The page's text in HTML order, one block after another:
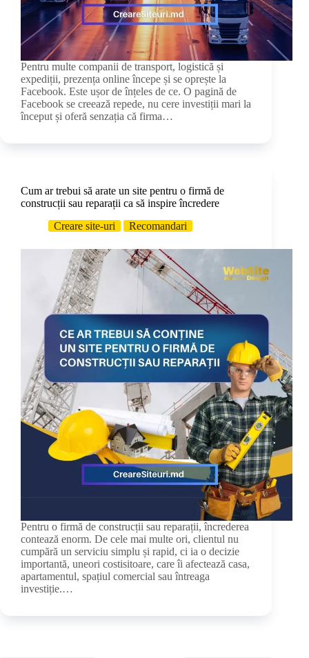
Pentru multe companii de transport, logistică și
expediții, prezența online începe și se oprește la
Facebook. Este ușor de înțeles de ce. O pagină de
Facebook se creează repede, nu cere investiții mari la
început și oferă senzația că firma…
Cum ar trebui să arate un site pentru o firmă de
construcții sau reparații ca să inspire încredere
Creare site-uri
Recomandari
Pentru o firmă de construcții sau reparații, încrederea
contează enorm. De cele mai multe ori, clientul nu
cumpără un serviciu simplu și rapid, ci ia o decizie
importantă, uneori costisitoare, care îi afectează casa,
apartamentul, spațiul comercial sau întreaga
investiție.…